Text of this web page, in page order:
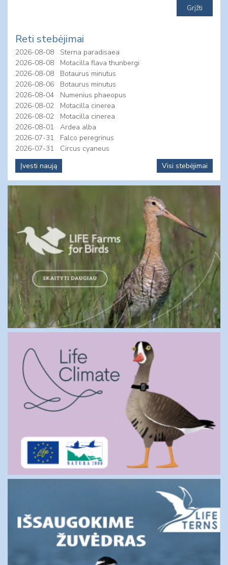
Reti stebėjimai
2026-08-08
Sterna paradisaea
2026-08-08
Motacilla flava thunbergi
2026-08-08
Botaurus minutus
2026-08-06
Botaurus minutus
2026-08-04
Numenius phaeopus
2026-08-02
Motacilla cinerea
2026-08-02
Motacilla cinerea
2026-08-01
Ardea alba
2026-07-31
Falco peregrinus
2026-07-31
Circus cyaneus
Įvesti naują
Visi stebėjimai